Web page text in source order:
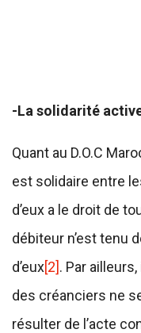
-La solidarité
Quant au D.O.C
est solidaire entre
d’eux a le droit de
débiteur n’est tenu
d’eux[2]. Par
des créanciers ne
résulter de l’acte